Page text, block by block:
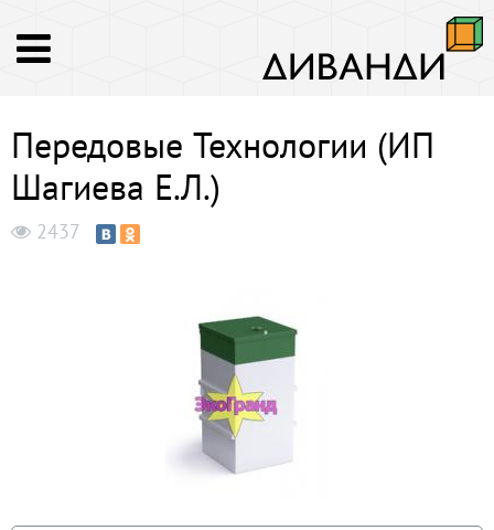
Передовые Технологии (ИП
Шагиева Е.Л.)
2437